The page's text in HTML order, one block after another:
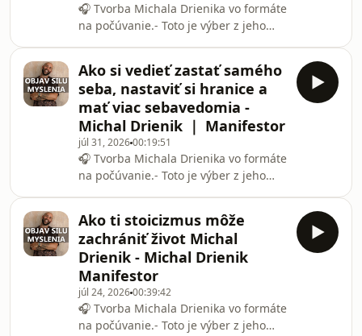
🎧 Tvorba Michala Drienika vo formáte
na počúvanie.- Toto je výber z jeho
aj obraz, vizualizácie či bonusový
obsah, hľadajte Michal Drienik priamo
na YouTube.🧭 Chceš zmeniť realitu,
ovládnuť myseľ a objaviť silu
manifestácie?- Stiahni si vizualizačnú
nahrávku budúcnosti ZADARMO, ktorá
ti pomôže nasmerovať energiu tým
správnym smero
Ako si vedieť zastať samého
seba, nastaviť si hranice a
mať viac sebavedomia -
Michal Drienik ｜ Manifestor
júl 31, 202600:19:51
🎧 Tvorba Michala Drienika vo formáte
na počúvanie.- Toto je výber z jeho
aj obraz, vizualizácie či bonusový
obsah, hľadajte Michal Drienik priamo
na YouTube.🧭 Chceš zmeniť realitu,
ovládnuť myseľ a objaviť silu
manifestácie?- Stiahni si vizualizačnú
nahrávku budúcnosti ZADARMO, ktorá
ti pomôže nasmerovať energiu tým
Ako ti stoicizmus môže
zachrániť život Michal
Drienik - Michal Drienik
Manifestor
júl 24, 202600:39:42
🎧 Tvorba Michala Drienika vo formáte
na počúvanie.- Toto je výber z jeho